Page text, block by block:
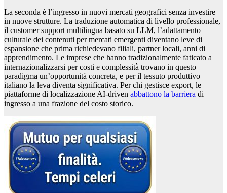
La seconda è l’ingresso in nuovi mercati geografici senza investire
in nuove strutture. La traduzione automatica di livello professionale,
il customer support multilingua basato su LLM, l’adattamento
culturale dei contenuti per mercati emergenti diventano leve di
espansione che prima richiedevano filiali, partner locali, anni di
apprendimento. Le imprese che hanno tradizionalmente faticato a
internazionalizzarsi per costi e complessità trovano in questo
paradigma un’opportunità concreta, e per il tessuto produttivo
italiano la leva diventa significativa. Per chi gestisce export, le
piattaforme di localizzazione AI-driven abbattono la barriera di
ingresso a una frazione del costo storico.